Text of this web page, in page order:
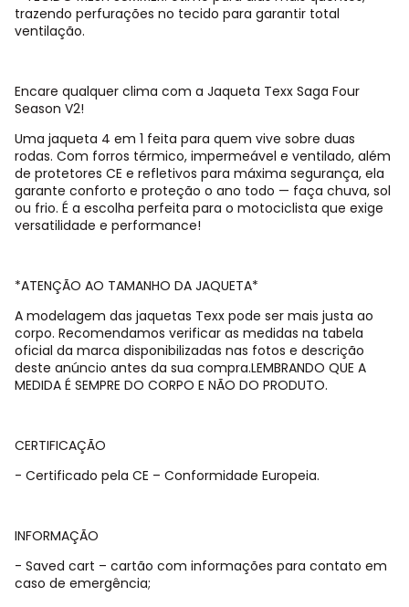
trazendo perfurações no tecido para garantir total
ventilação.
Encare qualquer clima com a Jaqueta Texx Saga Four
Season V2!
Uma jaqueta 4 em 1 feita para quem vive sobre duas
rodas. Com forros térmico, impermeável e ventilado, além
de protetores CE e refletivos para máxima segurança, ela
garante conforto e proteção o ano todo — faça chuva, sol
ou frio. É a escolha perfeita para o motociclista que exige
versatilidade e performance!
*ATENÇÃO AO TAMANHO DA JAQUETA*
A modelagem das jaquetas Texx pode ser mais justa ao
corpo. Recomendamos verificar as medidas na tabela
oficial da marca disponibilizadas nas fotos e descrição
deste anúncio antes da sua compra.LEMBRANDO QUE A
MEDIDA É SEMPRE DO CORPO E NÃO DO PRODUTO.
CERTIFICAÇÃO
- Certificado pela CE – Conformidade Europeia.
INFORMAÇÃO
- Saved cart – cartão com informações para contato em
caso de emergência;